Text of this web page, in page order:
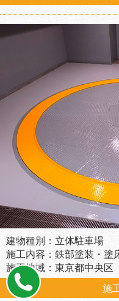
建物種別：立体駐車場
施工内容：鉄部塗装・塗
施工地域：東京都中央区
施